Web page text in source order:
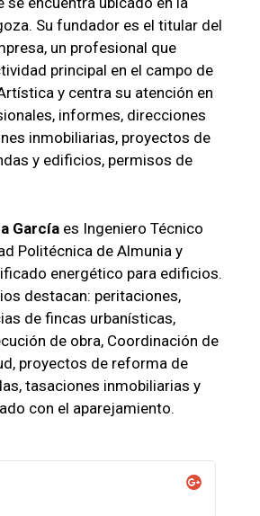
Su fundador es el titular del
un profesional que
principal en el campo de
y centra su atención en
informes, direcciones
inmobiliarias, proyectos de
y edificios, permisos de
García es Ingeniero Técnico
Politécnica de Almunia y
energético para edificios.
destacan: peritaciones,
de fincas urbanísticas,
de obra, Coordinación de
proyectos de reforma de
tasaciones inmobiliarias y
con el aparejamiento.